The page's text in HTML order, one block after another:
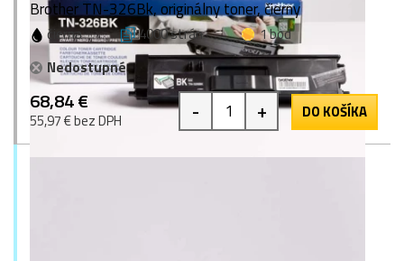
Brother TN-326Bk, originálny toner, čierny
čierna 4000 strán
1 bod
Nedostupné
68,84 €
55,97 € bez DPH - + DO KOŠÍKA